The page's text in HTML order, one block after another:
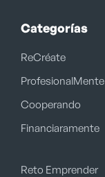
Categorías
ReCréate
ProfesionalMente
Cooperando
Financiaramente
Reto Emprender